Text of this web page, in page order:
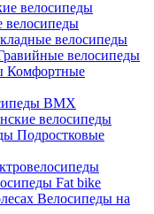
велосипеды
велосипеды
велосипеды
Комфортные
BMX
велосипеды
Подростковые
Fat bike
Велосипеды на